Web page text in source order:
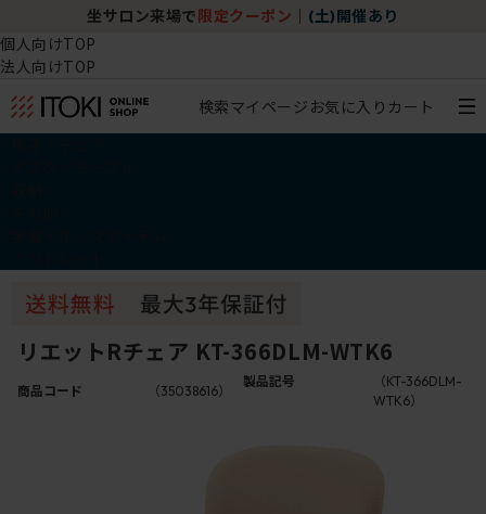
坐サロン来場で 限定クーポン (土)開催あり
個人向けTOP
法人向けTOP
検索マイページ お気に入り カート
リエットRチェア KT-366DLM-WTK6
商品コード （35038616）
製品記号
（KT-366DLM-
WTK6）